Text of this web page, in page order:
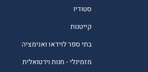
סטודיו
קייטנות
בתי ספר לוידאו ואנימציה
מזמינלי - חנות וירטואלית